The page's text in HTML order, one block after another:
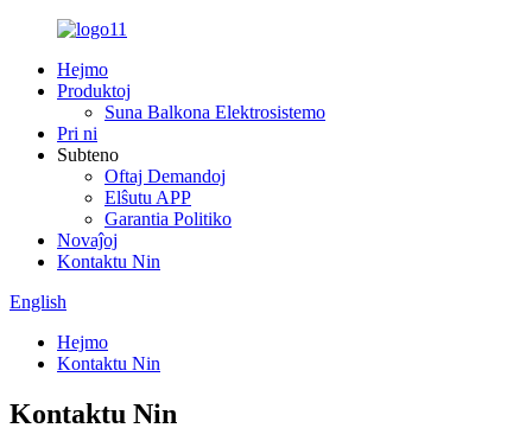
Hejmo
Produktoj
Suna Balkona Elektrosistemo
Pri ni
Subteno
Oftaj Demandoj
Elŝutu APP
Garantia Politiko
Novaĵoj
Kontaktu Nin
English
Hejmo
Kontaktu Nin
Kontaktu Nin